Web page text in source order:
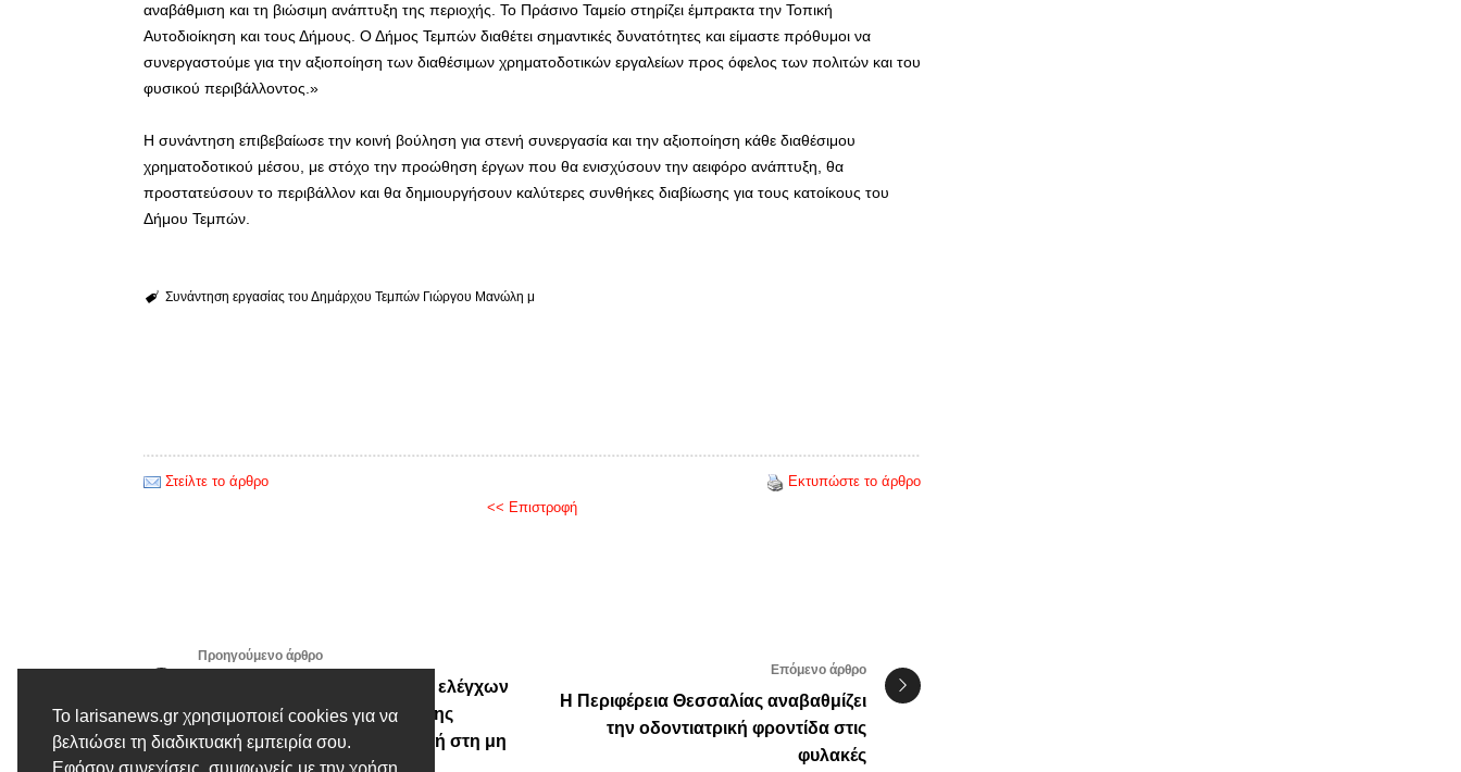
Το larisanews.gr χρησιμοποιεί cookies για να
βελτιώσει τη διαδικτυακή εμπειρία σου.
αναβάθμιση και τη βιώσιμη ανάπτυξη της περιοχής. Το Πράσινο Ταμείο στηρίζει έμπρακτα την Τοπική
Αυτοδιοίκηση και τους Δήμους. Ο Δήμος Τεμπών διαθέτει σημαντικές δυνατότητες και είμαστε πρόθυμοι να
συνεργαστούμε για την αξιοποίηση των διαθέσιμων χρηματοδοτικών εργαλείων προς όφελος των πολιτών και του
φυσικού περιβάλλοντος.»
Η συνάντηση επιβεβαίωσε την κοινή βούληση για στενή συνεργασία και την αξιοποίηση κάθε διαθέσιμου
χρηματοδοτικού μέσου, με στόχο την προώθηση έργων που θα ενισχύσουν την αειφόρο ανάπτυξη, θα
προστατεύσουν το περιβάλλον και θα δημιουργήσουν καλύτερες συνθήκες διαβίωσης για τους κατοίκους του
Δήμου Τεμπών.
Συνάντηση εργασίας του Δημάρχου Τεμπών Γιώργου Μανώλη μ
Στείλτε το άρθρο
Εκτυπώστε το άρθρο
<< Επιστροφή
Προηγούμενο άρθρο
Απολογισμός τροχονομικών ελέγχων
στη Θεσσαλία, στο πλαίσιο της
εκστρατείας «Μηδενική ανοχή στη μη
Επόμενο άρθρο
Η Περιφέρεια Θεσσαλίας αναβαθμίζει
την οδοντιατρική φροντίδα στις
φυλακές